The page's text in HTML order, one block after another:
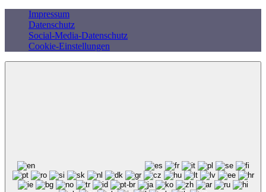
Impressum
Datenschutz
Social-Media-Datenschutz
Cookie-Einstellungen